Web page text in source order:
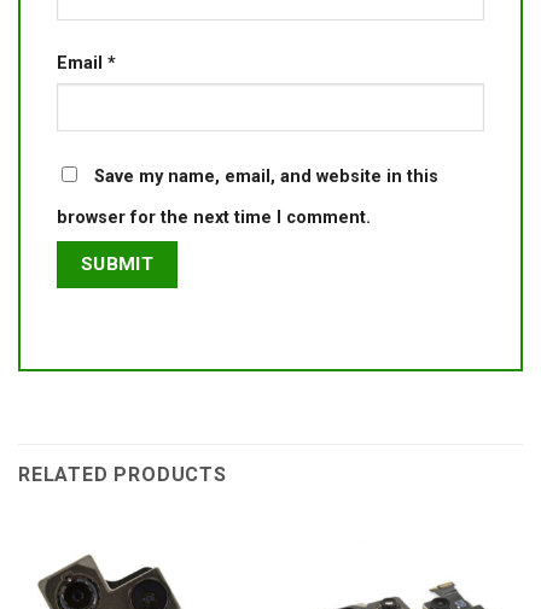
Email *
Save my name, email, and website in this
browser for the next time I comment.
RELATED PRODUCTS